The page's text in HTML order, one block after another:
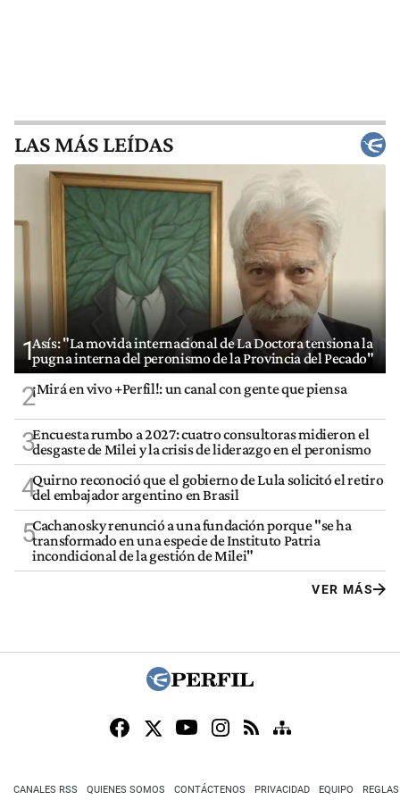
LAS MÁS LEÍDAS
1Asís: "La movida internacional de La Doctora tensiona la
pugna interna del peronismo de la Provincia del Pecado"
2¡Mirá en vivo +Perfil!: un canal con gente que piensa
3Encuesta rumbo a 2027: cuatro consultoras midieron el
desgaste de Milei y la crisis de liderazgo en el peronismo
4Quirno reconoció que el gobierno de Lula solicitó el retiro
del embajador argentino en Brasil
5Cachanosky renunció a una fundación porque "se ha
transformado en una especie de Instituto Patria
incondicional de la gestión de Milei"
VER MÁS
CANALES RSS QUIENES SOMOS CONTÁCTENOS PRIVACIDAD EQUIPO